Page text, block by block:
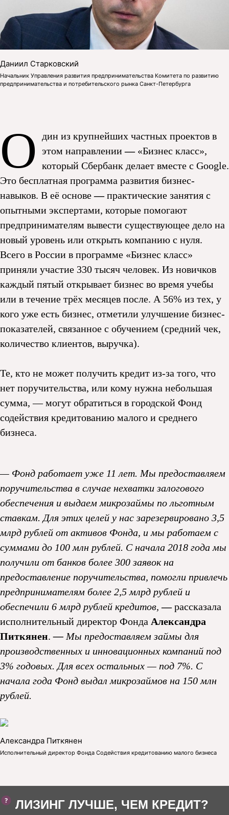
Даниил Старковский
Начальник Управления развития предпринимательства Комитета по развитию
предпринимательства и потребительского рынка Санкт-Петербурга
О
дин из крупнейших частных проектов в
этом направлении—«Бизнес класс»,
который Сбербанк делает вместе с Google.
Это бесплатная программа развития бизнес-
навыков. В её основе—практические занятия с
опытными экспертами, которые помогают
предпринимателям вывести существующее дело на
новый уровень или открыть компанию с нуля.
Всего в России в программе «Бизнес класс»
приняли участие 330 тысяч человек. Из новичков
каждый пятый открывает бизнес во время учебы
или в течение трёх месяцев после. А 56% из тех, у
кого уже есть бизнес, отметили улучшение бизнес-
показателей, связанное с обучением (средний чек,
количество клиентов, выручка).
Те, кто не может получить кредит из-за того, что
нет поручительства, или кому нужна небольшая
сумма, — могут обратиться в городской Фонд
содействия кредитованию малого и среднего
бизнеса.
— Фонд работает уже 11 лет. Мы предоставляем
поручительства в случае нехватки залогового
обеспечения и выдаем микрозаймы по льготным
ставкам. Для этих целей у нас зарезервировано 3,5
млрд рублей от активов Фонда, и мы работаем с
суммами до 100 млн рублей. С начала 2018 года мы
получили от банков более 300 заявок на
предоставление поручительства, помогли привлечь
предпринимателям более 2,5 млрд рублей и
обеспечили 6 млрд рублей кредитов,—рассказала
исполнительный директор Фонда Александра
Питкянен.— Мы предоставляем займы для
производственных и инновационных компаний под
3% годовых. Для всех остальных — под 7%. С
начала года Фонд выдал микрозаймов на 150 млн
рублей.
Александра Питкянен
Исполнительный директор Фонда Содействия кредитованию малого бизнеса
ЛИЗИНГ ЛУЧШЕ, ЧЕМ КРЕДИТ?